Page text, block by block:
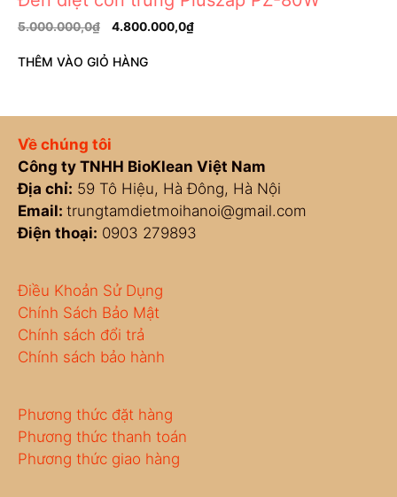
5.000.000,0₫ 4.800.000,0₫
THÊM VÀO GIỎ HÀNG
Về chúng tôi
Công ty TNHH BioKlean Việt Nam
Địa chỉ: 59 Tô Hiệu, Hà Đông, Hà Nội
Email: trungtamdietmoihanoi@gmail.com
Điện thoại: 0903 279893
Điều Khoản Sử Dụng
Chính Sách Bảo Mật
Chính sách đổi trả
Chính sách bảo hành
Phương thức đặt hàng
Phương thức thanh toán
Phương thức giao hàng